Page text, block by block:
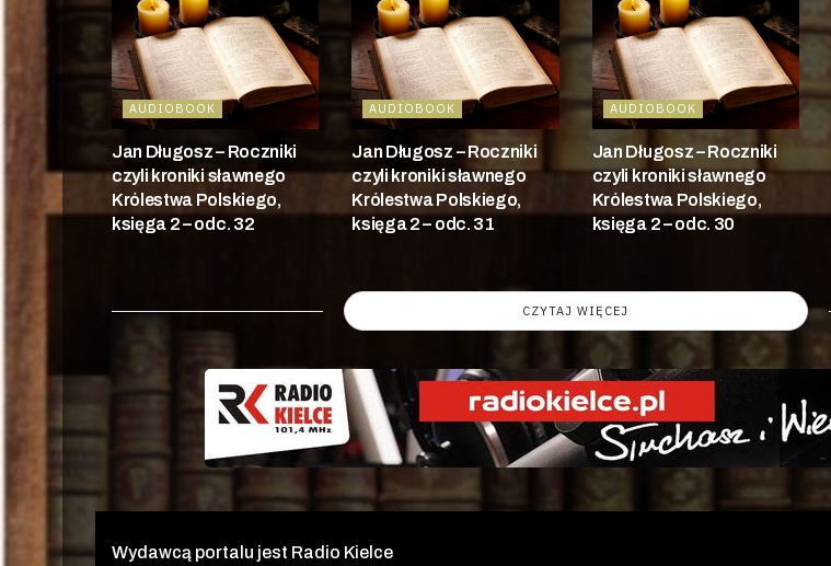
AUDIOBOOK
Jan Długosz – Roczniki
czyli kroniki sławnego
Królestwa Polskiego,
księga 2 – odc. 32
AUDIOBOOK
Jan Długosz – Roczniki
czyli kroniki sławnego
Królestwa Polskiego,
księga 2 – odc. 31
AUDIOBOOK
Jan Długosz – Roczniki
czyli kroniki sławnego
Królestwa Polskiego,
księga 2 – odc. 30
CZYTAJ WIĘCEJ
Wydawcą portalu jest Radio Kielce